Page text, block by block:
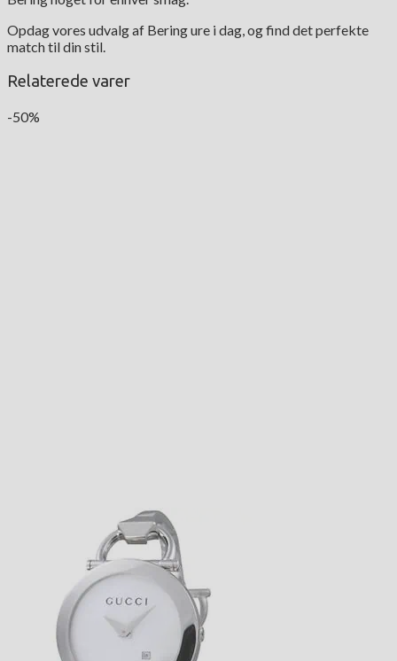
Opdag vores udvalg af Bering ure i dag, og find det perfekte
match til din stil.
Relaterede varer
-50%